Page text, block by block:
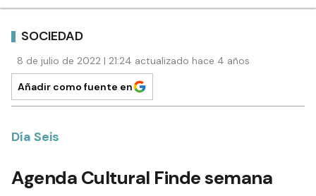
SOCIEDAD
8 de julio de 2022 | 21:24 actualizado hace 4 años
Añadir como fuente en
Día Seis
Agenda Cultural Finde semana